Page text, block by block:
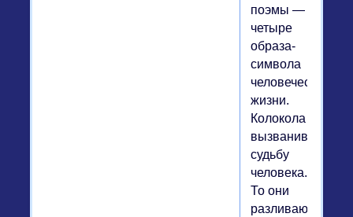
поэмы —
четыре
образа-
символа
человеческой
жизни.
Колокола
вызванивают
судьбу
человека.
То они
разливаются